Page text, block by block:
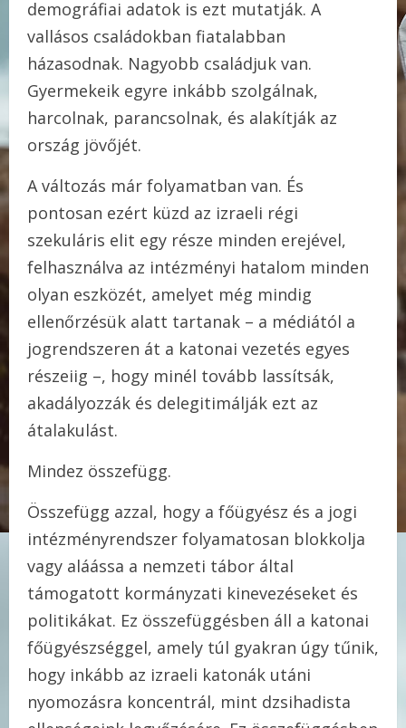
demográfiai adatok is ezt mutatják. A
vallásos családokban fiatalabban
házasodnak. Nagyobb családjuk van.
Gyermekeik egyre inkább szolgálnak,
harcolnak, parancsolnak, és alakítják az
ország jövőjét.
A változás már folyamatban van. És
pontosan ezért küzd az izraeli régi
szekuláris elit egy része minden erejével,
felhasználva az intézményi hatalom minden
olyan eszközét, amelyet még mindig
ellenőrzésük alatt tartanak – a médiától a
jogrendszeren át a katonai vezetés egyes
részeiig –, hogy minél tovább lassítsák,
akadályozzák és delegitimálják ezt az
átalakulást.
Mindez összefügg.
Összefügg azzal, hogy a főügyész és a jogi
intézményrendszer folyamatosan blokkolja
vagy aláássa a nemzeti tábor által
támogatott kormányzati kinevezéseket és
politikákat. Ez összefüggésben áll a katonai
főügyészséggel, amely túl gyakran úgy tűnik,
hogy inkább az izraeli katonák utáni
nyomozásra koncentrál, mint dzsihadista